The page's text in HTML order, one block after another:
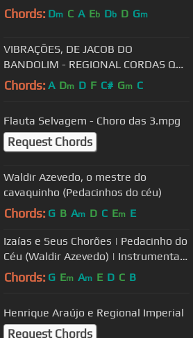
Chords: Dm C A Eb Db D Gm
VIBRAÇÕES, DE JACOB DO
BANDOLIM - REGIONAL CORDAS QUE
FALAM.mp4
Chords: A Dm D F C# Gm C
Flauta Selvagem - Choro das 3.mpg
Request Chords
Waldir Azevedo, o mestre do
cavaquinho (Pedacinhos do céu)
Chords: G B Am D C Em E
Izaías e Seus Chorões | Pedacinho do
Céu (Waldir Azevedo) | Instrumental
Sesc Brasil
Chords: G Em Am E D C B
Henrique Araújo e Regional Imperial
Request Chords